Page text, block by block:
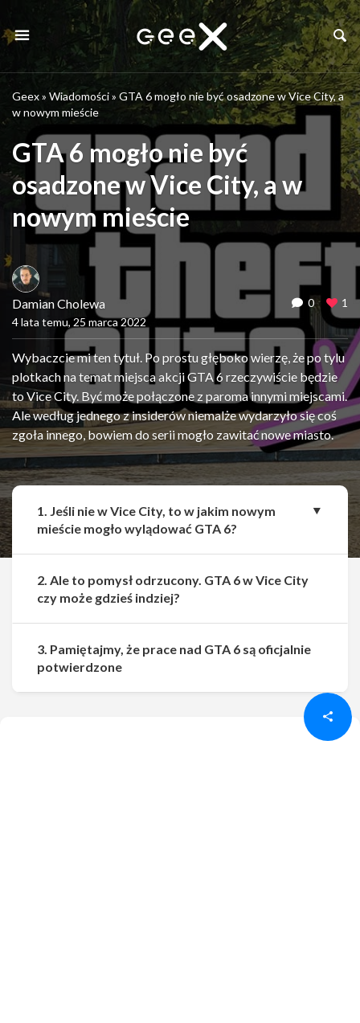
Geex» Wiadomości» GTA 6 mogło nie być osadzone w Vice City, a
w nowym mieście
GTA 6 mogło nie być
osadzone w Vice City, a w
nowym mieście
Damian Cholewa
4 lata temu, 25 marca 2022
0 1
Wybaczcie mi ten tytuł. Po prostu głęboko wierzę, że po tylu
plotkach na temat miejsca akcji GTA 6 rzeczywiście będzie
to Vice City. Być może połączone z paroma innymi miejscami.
Ale według jednego z insiderów niemalże wydarzyło się coś
zgoła innego, bowiem do serii mogło zawitać nowe miasto.
Udostępnij
1. Jeśli nie w Vice City, to w jakim nowym
mieście mogło wylądować GTA 6?
2. Ale to pomysł odrzucony. GTA 6 w Vice City
czy może gdzieś indziej?
3. Pamiętajmy, że prace nad GTA 6 są oficjalnie
potwierdzone